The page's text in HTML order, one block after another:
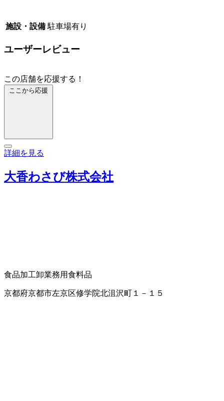
施設・設備 駐車場有り
ユーザーレビュー
この店舗を応援する！
ここから応援
詳細を見る
大香わさび株式会社
食品加工卸業務用食料品
京都府京都市左京区修学院北沮沢町１－１５